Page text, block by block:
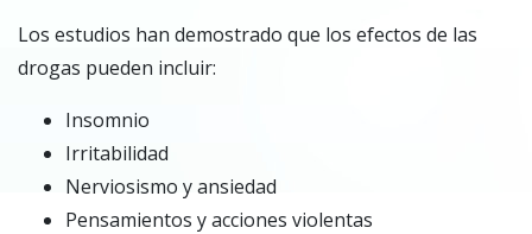
Los estudios han demostrado que los efectos de las
drogas pueden incluir:
Insomnio
Irritabilidad
Nerviosismo y ansiedad
Pensamientos y acciones violentas